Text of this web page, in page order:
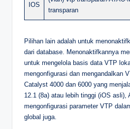
IOS
transparan
Pilihan lain adalah untuk
dari database. Menonaktifkannya
untuk mengelola basis data VTP
mengonfigurasi dan mengandalkan
Catalyst 4000 dan 6000 yang
12.1 (8a) atau lebih tinggi (iOS asli),
mengonfigurasi parameter VTP
global juga.